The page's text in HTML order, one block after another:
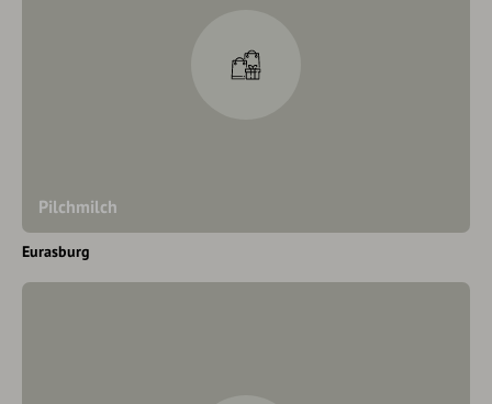
Pilchmilch
Eurasburg